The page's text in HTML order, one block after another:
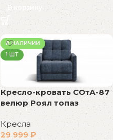
В корзину
В НАЛИЧИИ
1 ШТ
Кресло-кровать СОтА-87
велюр Роял топаз
Кресла
29 999₽